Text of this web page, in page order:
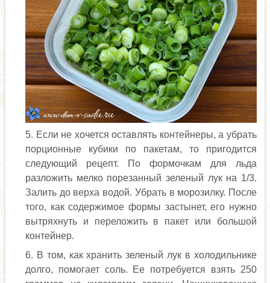
Если не хочется оставлять контейнеры, а убрать
порционные кубики по пакетам, то пригодится
следующий рецепт. По формочкам для льда
разложить мелко порезанный зеленый лук на 1/3.
Залить до верха водой. Убрать в морозилку. После
того, как содержимое формы застынет, его нужно
вытряхнуть и переложить в пакет или большой
контейнер.
В том, как хранить зеленый лук в холодильнике
долго, помогает соль. Ее потребуется взять 250